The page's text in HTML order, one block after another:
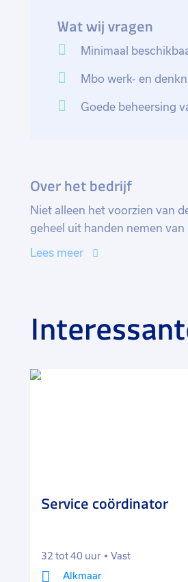
softwaresysteem. Hierbij
door het systeem
collega’s van de afdelingen
orderverwerking.
Wat wij vragen
Minimaal
Mbo werk- en
Goede beheersing
Over het bedrijf
Niet alleen het voorzien van
geheel uit handen nemen
werkgever levert een breed
Lees meer
Service coördinator
32 tot 40 uur
Vast
Alkmaar